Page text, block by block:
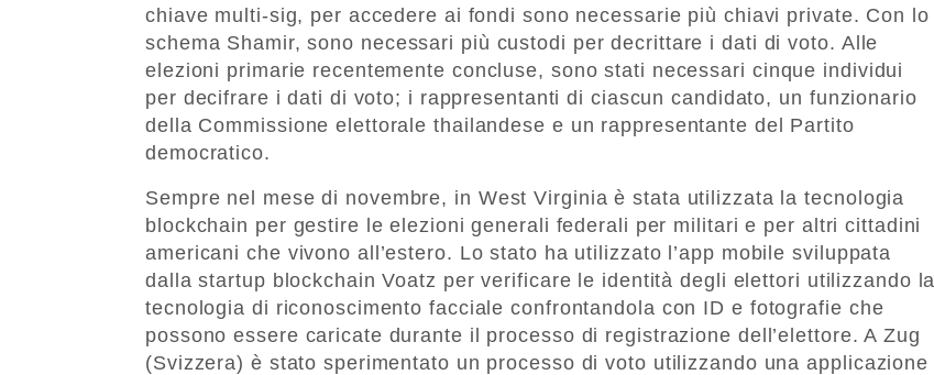
chiave multi-sig, per accedere ai fondi sono necessarie più chiavi private. Con lo
schema Shamir, sono necessari più custodi per decrittare i dati di voto. Alle
elezioni primarie recentemente concluse, sono stati necessari cinque individui
per decifrare i dati di voto; i rappresentanti di ciascun candidato, un funzionario
della Commissione elettorale thailandese e un rappresentante del Partito
democratico.
Sempre nel mese di novembre, in West Virginia è stata utilizzata la tecnologia
blockchain per gestire le elezioni generali federali per militari e per altri cittadini
americani che vivono all’estero. Lo stato ha utilizzato l’app mobile sviluppata
dalla startup blockchain Voatz per verificare le identità degli elettori utilizzando la
tecnologia di riconoscimento facciale confrontandola con ID e fotografie che
possono essere caricate durante il processo di registrazione dell’elettore. A Zug
(Svizzera) è stato sperimentato un processo di voto utilizzando una applicazione